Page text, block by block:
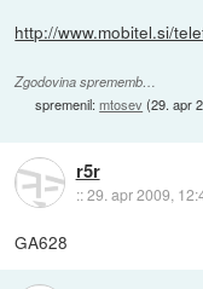
http://www.mobitel.si/
Zgodovina sprememb…
spremenil:mtosev(29. apr
r5r
::29. apr 2009,
GA628